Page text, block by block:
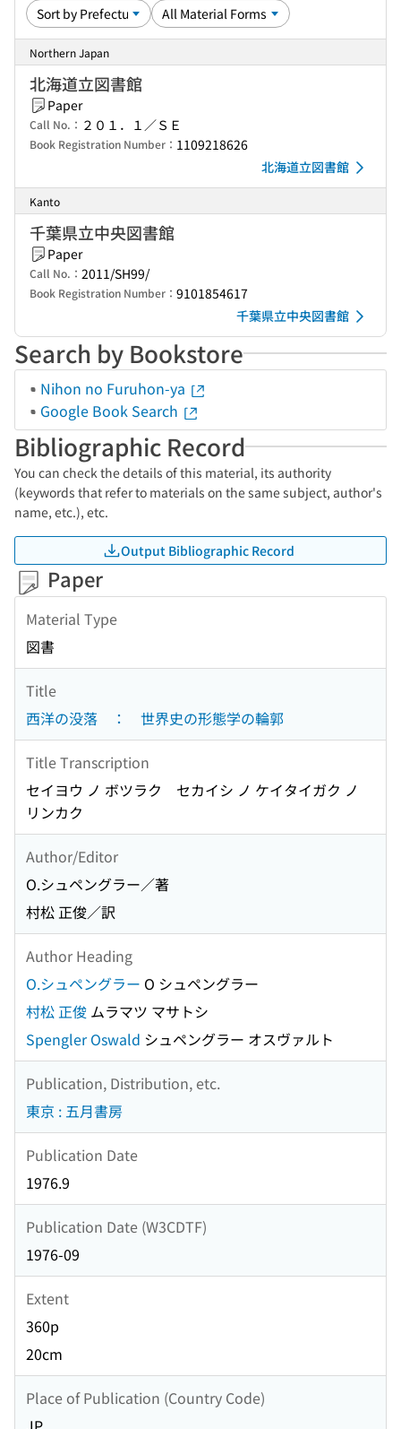
Northern Japan
北海道立図書館
Paper
Call No.： ２０１．１／ＳＥ
Book Registration Number： 1109218626
北海道立図書館
Kanto
千葉県立中央図書館
Paper
Call No.： 2011/SH99/
Book Registration Number： 9101854617
千葉県立中央図書館
Search by Bookstore
Nihon no Furuhon-ya
Google Book Search
Bibliographic Record
You can check the details of this material, its authority
(keywords that refer to materials on the same subject, author's
name, etc.), etc.
Output Bibliographic Record
Paper
Material Type
図書
Title
西洋の没落 ： 世界史の形態学の輪郭
Title Transcription
セイヨウ ノ ボツラク セカイシ ノ ケイタイガク ノ
リンカク
Author/Editor
O.シュペングラー／著
村松 正俊／訳
Author Heading
O.シュペングラー O シュペングラー
村松 正俊 ムラマツ マサトシ
Spengler Oswald シュペングラー オスヴァルト
Publication, Distribution, etc.
東京 : 五月書房
Publication Date
1976.9
Publication Date (W3CDTF)
1976-09
Extent
360p
20cm
Place of Publication (Country Code)